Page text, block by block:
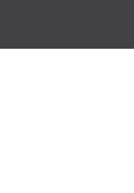
GMF
Tecnología Hidráulica